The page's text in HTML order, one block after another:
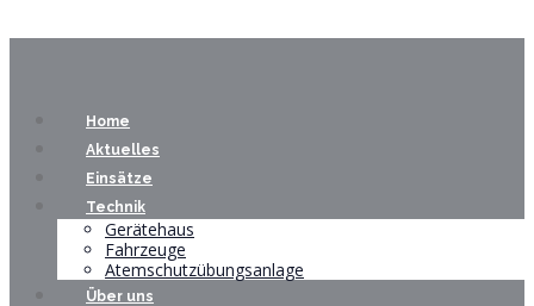
Home
Aktuelles
Einsätze
Technik
Gerätehaus
Fahrzeuge
Atemschutzübungsanlage
Über uns